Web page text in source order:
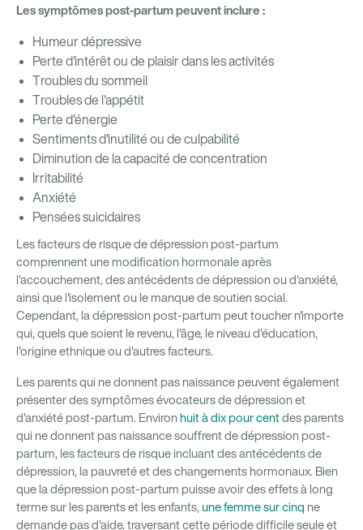
Les symptômes post-partum peuvent inclure :
Humeur dépressive
Perte d'intérêt ou de plaisir dans les activités
Troubles du sommeil
Troubles de l'appétit
Perte d'énergie
Sentiments d'inutilité ou de culpabilité
Diminution de la capacité de concentration
Irritabilité
Anxiété
Pensées suicidaires
Les facteurs de risque de dépression post-partum
comprennent une modification hormonale après
l'accouchement, des antécédents de dépression ou d'anxiété,
ainsi que l'isolement ou le manque de soutien social.
Cependant, la dépression post-partum peut toucher n'importe
qui, quels que soient le revenu, l'âge, le niveau d'éducation,
l'origine ethnique ou d'autres facteurs.
Les parents qui ne donnent pas naissance peuvent également
présenter des symptômes évocateurs de dépression et
d'anxiété post-partum. Environ huit à dix pour centdes parents
qui ne donnent pas naissance souffrent de dépression post-
partum, les facteurs de risque incluant des antécédents de
dépression, la pauvreté et des changements hormonaux. Bien
que la dépression post-partum puisse avoir des effets à long
terme sur les parents et les enfants, une femme sur cinq ne
demande pas d'aide, traversant cette période difficile seule et